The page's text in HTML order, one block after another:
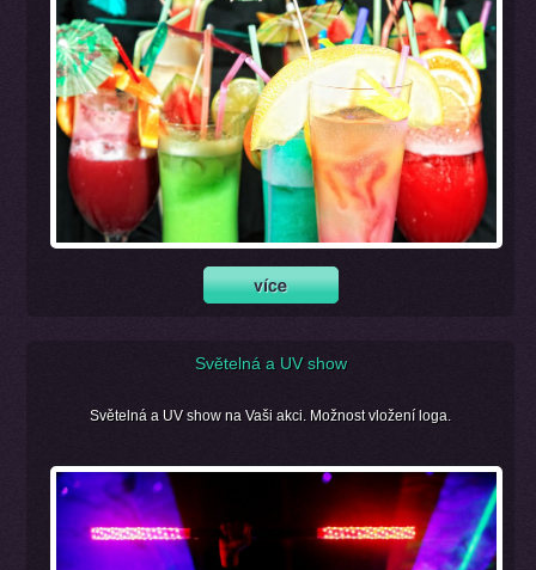
Světelná a UV show
Světelná a UV show na Vaši akci. Možnost vložení loga.